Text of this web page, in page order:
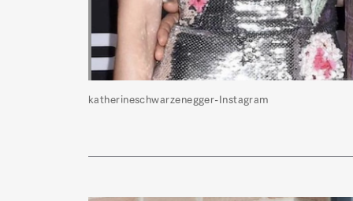
katherineschwarzenegger-Instagram